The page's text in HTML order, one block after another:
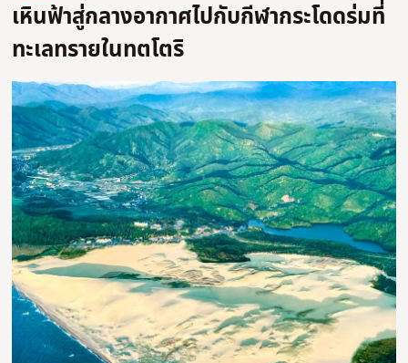
เหินฟ้าสู่กลางอากาศไปกับกีฬากระโดดร่มที่
ทะเลทรายในทตโตริ